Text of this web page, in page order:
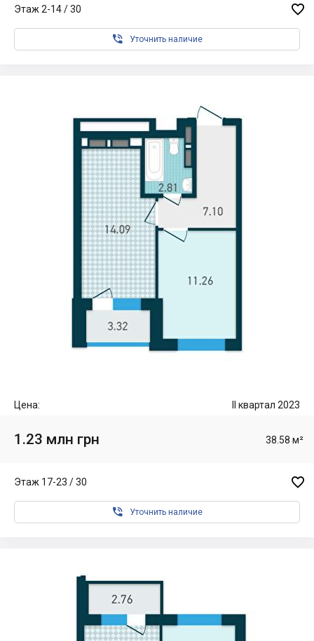
Этаж 2-14 / 30 
 Уточнить наличие
Цена: II квартал 2023
1.23 млн грн 38.58 м²
Этаж 17-23 / 30 
 Уточнить наличие